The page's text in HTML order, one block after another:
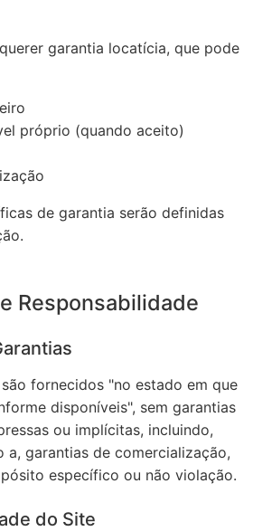
garantia locatícia, que pode
próprio (quando aceito)
de garantia serão definidas
Responsabilidade
fornecidos "no estado em que
disponíveis", sem garantias
ou implícitas, incluindo,
a, garantias de comercialização,
específico ou não violação.
do Site